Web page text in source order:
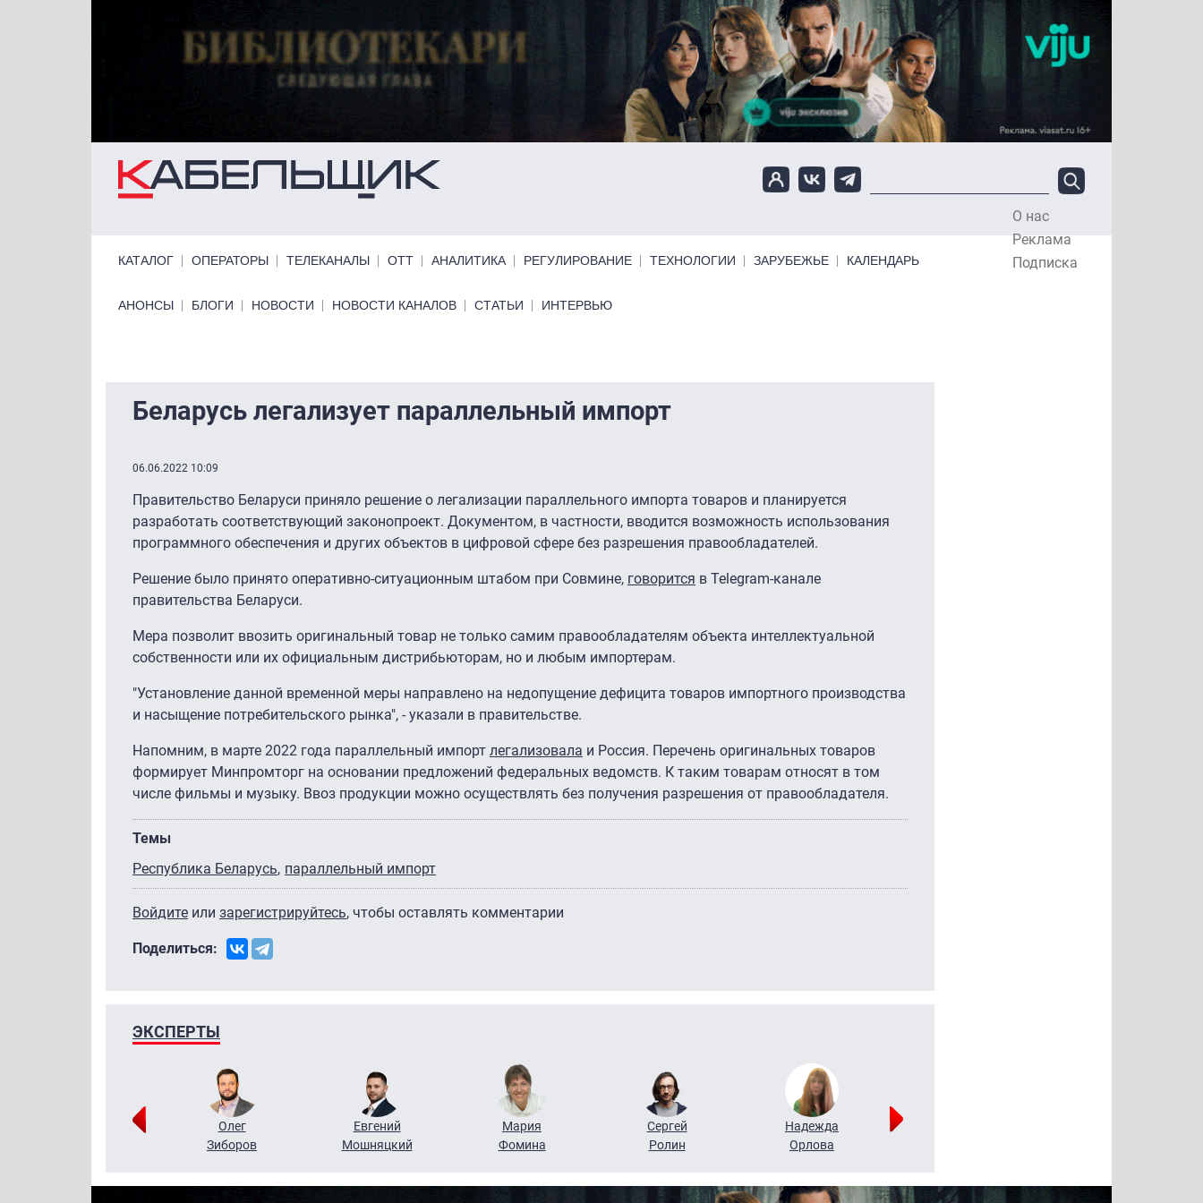
О нас
Реклама
Подписка
КАТАЛОГ ОПЕРАТОРЫ ТЕЛЕКАНАЛЫ ОТТ АНАЛИТИКА РЕГУЛИРОВАНИЕ ТЕХНОЛОГИИ ЗАРУБЕЖЬЕ КАЛЕНДАРЬ
Primary links bottom
АНОНСЫ БЛОГИ НОВОСТИ НОВОСТИ КАНАЛОВ СТАТЬИ ИНТЕРВЬЮ
Беларусь легализует параллельный импорт
06.06.2022 10:09
Правительство Беларуси приняло решение о легализации параллельного импорта товаров и планируется
разработать соответствующий законопроект. Документом, в частности, вводится возможность использования
программного обеспечения и других объектов в цифровой сфере без разрешения правообладателей.
Решение было принято оперативно-ситуационным штабом при Совмине, говорится в Telegram-канале
правительства Беларуси.
Мера позволит ввозить оригинальный товар не только самим правообладателям объекта интеллектуальной
собственности или их официальным дистрибьюторам, но и любым импортерам.
"Установление данной временной меры направлено на недопущение дефицита товаров импортного производства
и насыщение потребительского рынка", - указали в правительстве.
Напомним, в марте 2022 года параллельный импорт легализовала и Россия. Перечень оригинальных товаров
формирует Минпромторг на основании предложений федеральных ведомств. К таким товарам относят в том
числе фильмы и музыку. Ввоз продукции можно осуществлять без получения разрешения от правообладателя.
Темы
Республика Беларусь параллельный импорт
Войдите или зарегистрируйтесь, чтобы оставлять комментарии
Поделиться:
ЭКСПЕРТЫ
Олег
Зиборов
Евгений
Мошняцкий
Мария
Фомина
Сергей
Ролин
Надежда
Орлова